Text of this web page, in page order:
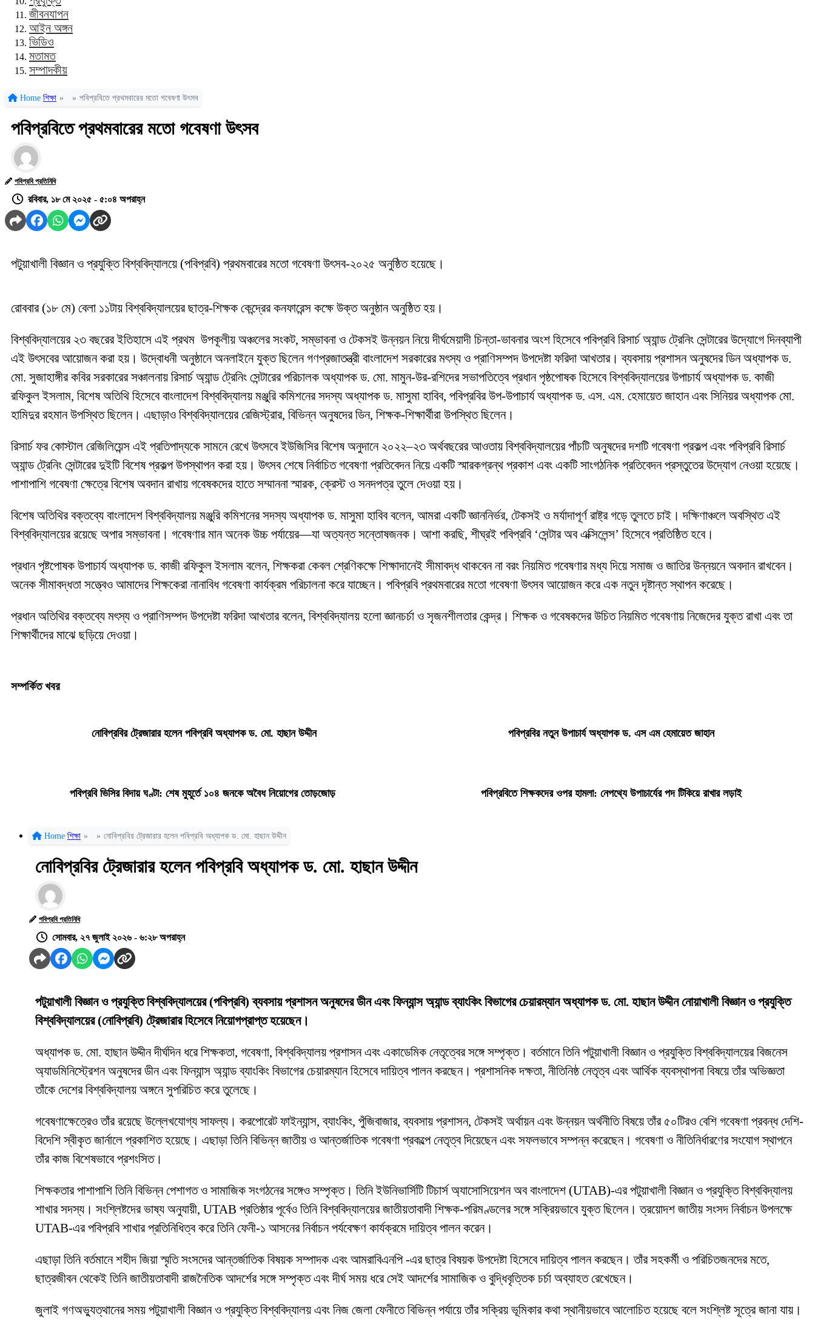
জীবনযাপন
আইন অঙ্গন
ভিডিও
মতামত
সম্পাদকীয়
Home শিক্ষা » » পবিপ্রবিতে প্রথমবারের মতো গবেষণা উৎসব
পবিপ্রবিতে প্রথমবারের মতো গবেষণা উৎসব
পবিপ্রবি প্রতিনিধি
রবিবার, ১৮ মে ২০২৫ - ৫:০৪ অপরাহ্ন
পটুয়াখালী বিজ্ঞান ও প্রযুক্তি বিশ্ববিদ্যালয়ে (পবিপ্রবি) প্রথমবারের মতো গবেষণা উৎসব-২০২৫ অনুষ্ঠিত হয়েছে।
রোববার (১৮ মে) বেলা ১১টায় বিশ্ববিদ্যালয়ের ছাত্র-শিক্ষক কেন্দ্রের কনফারেন্স কক্ষে উক্ত অনুষ্ঠান অনুষ্ঠিত হয়।
বিশ্ববিদ্যালয়ের ২৩ বছরের ইতিহাসে এই প্রথম উপকূলীয় অঞ্চলের সংকট, সম্ভাবনা ও টেকসই উন্নয়ন নিয়ে দীর্ঘমেয়াদী চিন্তা-ভাবনার অংশ হিসেবে পবিপ্রবি রিসার্চ অ্যান্ড ট্রেনিং সেন্টারের উদ্যোগে দিনব্যাপী
এই উৎসবের আয়োজন করা হয়। উদ্বোধনী অনুষ্ঠানে অনলাইনে যুক্ত ছিলেন গণপ্রজাতন্ত্রী বাংলাদেশ সরকারের মৎস্য ও প্রাণিসম্পদ উপদেষ্টা ফরিদা আখতার। ব্যবসায় প্রশাসন অনুষদের ডিন অধ্যাপক ড.
মো. সুজাহাঙ্গীর কবির সরকারের সঞ্চালনায় রিসার্চ অ্যান্ড ট্রেনিং সেন্টারের পরিচালক অধ্যাপক ড. মো. মামুন-উর-রশিদের সভাপতিত্বে প্রধান পৃষ্ঠপোষক হিসেবে বিশ্ববিদ্যালয়ের উপাচার্য অধ্যাপক ড. কাজী
রফিকুল ইসলাম, বিশেষ অতিথি হিসেবে বাংলাদেশ বিশ্ববিদ্যালয় মঞ্জুরি কমিশনের সদস্য অধ্যাপক ড. মাসুমা হাবিব, পবিপ্রবির উপ-উপাচার্য অধ্যাপক ড. এস. এম. হেমায়েত জাহান এবং সিনিয়র অধ্যাপক মো.
হামিদুর রহমান উপস্থিত ছিলেন। এছাড়াও বিশ্ববিদ্যালয়ের রেজিস্ট্রার, বিভিন্ন অনুষদের ডিন, শিক্ষক-শিক্ষার্থীরা উপস্থিত ছিলেন।
রিসার্চ ফর কোস্টাল রেজিলিয়েন্স এই প্রতিপাদ্যকে সামনে রেখে উৎসবে ইউজিসির বিশেষ অনুদানে ২০২২–২৩ অর্থবছরের আওতায় বিশ্ববিদ্যালয়ের পাঁচটি অনুষদের দশটি গবেষণা প্রকল্প এবং পবিপ্রবি রিসার্চ
অ্যান্ড ট্রেনিং সেন্টারের দুইটি বিশেষ প্রকল্প উপস্থাপন করা হয়। উৎসব শেষে নির্বাচিত গবেষণা প্রতিবেদন নিয়ে একটি স্মারকগ্রন্থ প্রকাশ এবং একটি সাংগঠনিক প্রতিবেদন প্রস্তুতের উদ্যোগ নেওয়া হয়েছে।
পাশাপাশি গবেষণা ক্ষেত্রে বিশেষ অবদান রাখায় গবেষকদের হাতে সম্মাননা স্মারক, ক্রেস্ট ও সনদপত্র তুলে দেওয়া হয়।
বিশেষ অতিথির বক্তব্যে বাংলাদেশ বিশ্ববিদ্যালয় মঞ্জুরি কমিশনের সদস্য অধ্যাপক ড. মাসুমা হাবিব বলেন, আমরা একটি জ্ঞাননির্ভর, টেকসই ও মর্যাদাপূর্ণ রাষ্ট্র গড়ে তুলতে চাই। দক্ষিণাঞ্চলে অবস্থিত এই
বিশ্ববিদ্যালয়ের রয়েছে অপার সম্ভাবনা। গবেষণার মান অনেক উচ্চ পর্যায়ের—যা অত্যন্ত সন্তোষজনক। আশা করছি, শীঘ্রই পবিপ্রবি ‘সেন্টার অব এক্সিলেন্স’ হিসেবে প্রতিষ্ঠিত হবে।
প্রধান পৃষ্টপোষক উপাচার্য অধ্যাপক ড. কাজী রফিকুল ইসলাম বলেন, শিক্ষকরা কেবল শ্রেণিকক্ষে শিক্ষাদানেই সীমাবদ্ধ থাকবেন না বরং নিয়মিত গবেষণার মধ্য দিয়ে সমাজ ও জাতির উন্নয়নে অবদান রাখবেন।
অনেক সীমাবদ্ধতা সত্ত্বেও আমাদের শিক্ষকেরা নানাবিধ গবেষণা কার্যক্রম পরিচালনা করে যাচ্ছেন। পবিপ্রবি প্রথমবারের মতো গবেষণা উৎসব আয়োজন করে এক নতুন দৃষ্টান্ত স্থাপন করেছে।
প্রধান অতিথির বক্তব্যে মৎস্য ও প্রাণিসম্পদ উপদেষ্টা ফরিদা আখতার বলেন, বিশ্ববিদ্যালয় হলো জ্ঞানচর্চা ও সৃজনশীলতার কেন্দ্র। শিক্ষক ও গবেষকদের উচিত নিয়মিত গবেষণায় নিজেদের যুক্ত রাখা এবং তা
শিক্ষার্থীদের মাঝে ছড়িয়ে দেওয়া।
সম্পর্কিত খবর
নোবিপ্রবির ট্রেজারার হলেন পবিপ্রবি অধ্যাপক ড. মো. হাছান উদ্দীন পবিপ্রবির নতুন উপাচার্য অধ্যাপক ড. এস এম হেমায়েত জাহান
পবিপ্রবি ভিসির বিদায় ঘণ্টা: শেষ মুহূর্তে ১০৪ জনকে অবৈধ নিয়োগের তোড়জোড় পবিপ্রবিতে শিক্ষকদের ওপর হামলা: নেপথ্যে উপাচার্যের পদ টিকিয়ে রাখার লড়াই
Home শিক্ষা » » নোবিপ্রবির ট্রেজারার হলেন পবিপ্রবি অধ্যাপক ড. মো. হাছান উদ্দীন
নোবিপ্রবির ট্রেজারার হলেন পবিপ্রবি অধ্যাপক ড. মো. হাছান উদ্দীন
পবিপ্রবি প্রতিনিধি
সোমবার, ২৭ জুলাই ২০২৬ - ৬:২৮ অপরাহ্ন
পটুয়াখালী বিজ্ঞান ও প্রযুক্তি বিশ্ববিদ্যালয়ের (পবিপ্রবি) ব্যবসায় প্রশাসন অনুষদের ডীন এবং ফিন্যান্স অ্যান্ড ব্যাংকিং বিভাগের চেয়ারম্যান অধ্যাপক ড. মো. হাছান উদ্দীন নোয়াখালী বিজ্ঞান ও প্রযুক্তি
বিশ্ববিদ্যালয়ের (নোবিপ্রবি) ট্রেজারার হিসেবে নিয়োগপ্রাপ্ত হয়েছেন।
অধ্যাপক ড. মো. হাছান উদ্দীন দীর্ঘদিন ধরে শিক্ষকতা, গবেষণা, বিশ্ববিদ্যালয় প্রশাসন এবং একাডেমিক নেতৃত্বের সঙ্গে সম্পৃক্ত। বর্তমানে তিনি পটুয়াখালী বিজ্ঞান ও প্রযুক্তি বিশ্ববিদ্যালয়ের বিজনেস
অ্যাডমিনিস্ট্রেশন অনুষদের ডীন এবং ফিন্যান্স অ্যান্ড ব্যাংকিং বিভাগের চেয়ারম্যান হিসেবে দায়িত্ব পালন করছেন। প্রশাসনিক দক্ষতা, নীতিনিষ্ঠ নেতৃত্ব এবং আর্থিক ব্যবস্থাপনা বিষয়ে তাঁর অভিজ্ঞতা
তাঁকে দেশের বিশ্ববিদ্যালয় অঙ্গনে সুপরিচিত করে তুলেছে।
গবেষণাক্ষেত্রেও তাঁর রয়েছে উল্লেখযোগ্য সাফল্য। করপোরেট ফাইন্যান্স, ব্যাংকিং, পুঁজিবাজার, ব্যবসায় প্রশাসন, টেকসই অর্থায়ন এবং উন্নয়ন অর্থনীতি বিষয়ে তাঁর ৫০টিরও বেশি গবেষণা প্রবন্ধ দেশি-
বিদেশি স্বীকৃত জার্নালে প্রকাশিত হয়েছে। এছাড়া তিনি বিভিন্ন জাতীয় ও আন্তর্জাতিক গবেষণা প্রকল্পে নেতৃত্ব দিয়েছেন এবং সফলভাবে সম্পন্ন করেছেন। গবেষণা ও নীতিনির্ধারণের সংযোগ স্থাপনে
তাঁর কাজ বিশেষভাবে প্রশংসিত।
শিক্ষকতার পাশাপাশি তিনি বিভিন্ন পেশাগত ও সামাজিক সংগঠনের সঙ্গেও সম্পৃক্ত। তিনি ইউনিভার্সিটি টিচার্স অ্যাসোসিয়েশন অব বাংলাদেশ (UTAB)-এর পটুয়াখালী বিজ্ঞান ও প্রযুক্তি বিশ্ববিদ্যালয়
শাখার সদস্য। সংশ্লিষ্টদের ভাষ্য অনুযায়ী, UTAB প্রতিষ্ঠার পূর্বেও তিনি বিশ্ববিদ্যালয়ের জাতীয়তাবাদী শিক্ষক-পরিমণ্ডলের সঙ্গে সক্রিয়ভাবে যুক্ত ছিলেন। ত্রয়োদশ জাতীয় সংসদ নির্বাচন উপলক্ষে
UTAB-এর পবিপ্রবি শাখার প্রতিনিধিত্ব করে তিনি ফেনী-১ আসনের নির্বাচন পর্যবেক্ষণ কার্যক্রমে দায়িত্ব পালন করেন।
এছাড়া তিনি বর্তমানে শহীদ জিয়া স্মৃতি সংসদের আন্তর্জাতিক বিষয়ক সম্পাদক এবং আমরাবিএনপি -এর ছাত্র বিষয়ক উপদেষ্টা হিসেবে দায়িত্ব পালন করছেন। তাঁর সহকর্মী ও পরিচিতজনদের মতে,
ছাত্রজীবন থেকেই তিনি জাতীয়তাবাদী রাজনৈতিক আদর্শের সঙ্গে সম্পৃক্ত এবং দীর্ঘ সময় ধরে সেই আদর্শের সামাজিক ও বুদ্ধিবৃত্তিক চর্চা অব্যাহত রেখেছেন।
জুলাই গণঅভ্যুত্থানের সময় পটুয়াখালী বিজ্ঞান ও প্রযুক্তি বিশ্ববিদ্যালয় এবং নিজ জেলা ফেনীতে বিভিন্ন পর্যায়ে তাঁর সক্রিয় ভূমিকার কথা স্থানীয়ভাবে আলোচিত হয়েছে বলে সংশ্লিষ্ট সূত্রে জানা যায়।